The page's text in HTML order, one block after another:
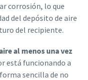
corrosión, lo que
del depósito de aire
del recipiente.
al menos una vez
está funcionando a
sencilla de no